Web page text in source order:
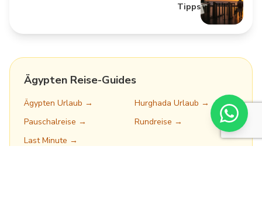
Tipps
Ägypten Reise-Guides
Ägypten Urlaub →
Hurghada Urlaub →
Pauschalreise →
Rundreise →
Last Minute →